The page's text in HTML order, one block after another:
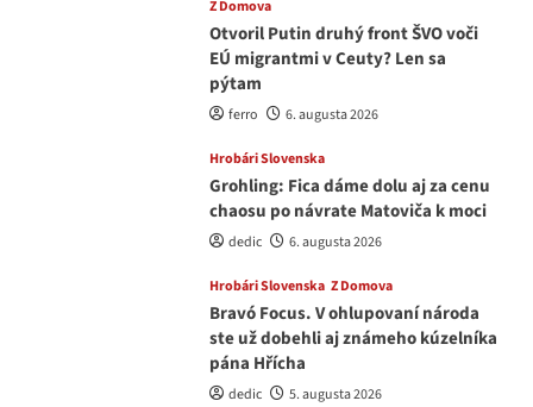
Z Domova
Otvoril Putin druhý front ŠVO voči
EÚ migrantmi v Ceuty? Len sa
pýtam
ferro 6. augusta 2026
Hrobári Slovenska
Grohling: Fica dáme dolu aj za cenu
chaosu po návrate Matoviča k moci
dedic 6. augusta 2026
Hrobári Slovenska Z Domova
Bravó Focus. V ohlupovaní národa
ste už dobehli aj známeho kúzelníka
pána Hřícha
dedic 5. augusta 2026